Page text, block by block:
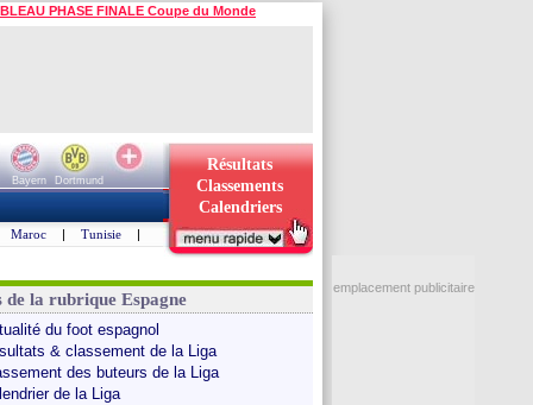
PHASE FINALE Coupe du Monde
Bayern
Dortmund
Résultats
Classements
Calendriers
Maroc | Tunisie |
de la rubrique Espagne
du foot espagnol
& classement de la Liga
des buteurs de la Liga
de la Liga
emplacement publicitaire